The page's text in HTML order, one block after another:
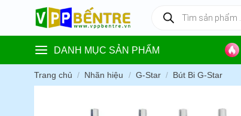
content
kiếm
phẩm
DANH MỤC SẢN PHẨM
Trang chủ / Nhãn hiệu / G-Star / Bút Bi G-Star